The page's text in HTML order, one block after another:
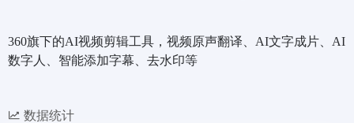
360旗下的AI视频剪辑工具，视频原声翻译、AI文字成片、AI
数字人、智能添加字幕、去水印等
数据统计